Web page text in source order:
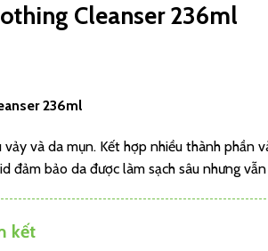
Cleanser 236ml
236ml
và da mụn. Kết hợp nhiều thành phần
đảm bảo da được làm sạch sâu nhưng
kết